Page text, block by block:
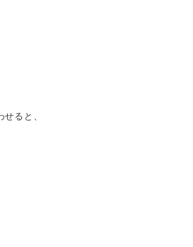
ると、